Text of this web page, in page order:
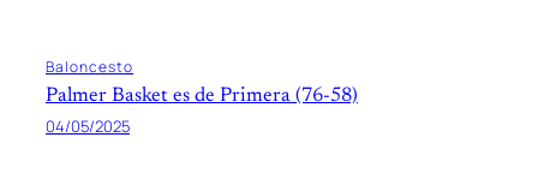
Baloncesto
Palmer Basket es de Primera (76-58)
04/05/2025